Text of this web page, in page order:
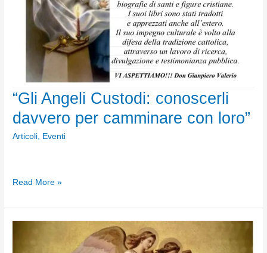
“Gli Angeli Custodi: conoscerli
davvero per camminare con loro”
Articoli, Eventi
“Gli
Custodi:
conoscerli
Read More »